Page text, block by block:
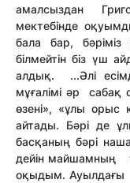
амалсыздан
мектебінде
бала бар,
білмейтін біз үш
алдық. ...Әлі
мұғалімі әр
өзені», «ұлы орыс
айтады. Бәрі де
басқаның бәрі
дейін майшамның
оқыдым. Ауылдағы